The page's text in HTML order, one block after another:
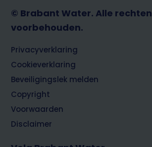
© Brabant Water. Alle rechten
voorbehouden.
Footer
Privacyverklaring
Cookieverklaring
Beveiligingslek melden
Copyright
Voorwaarden
Disclaimer